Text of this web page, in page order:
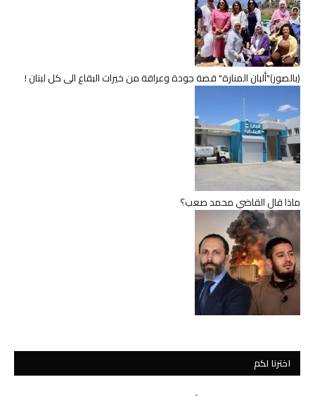
(بالصور)"ألبان المنارة" قصة جودة وعراقة من خيرات البقاع الى كل لبنان !
ماذا قال القاضي محمد صعب؟
اخترنا لكم